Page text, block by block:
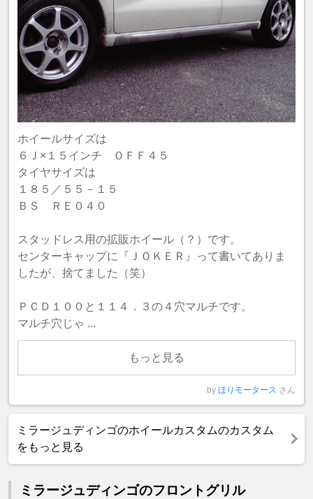
ホイールサイズは
６Ｊ×１５インチ ＯＦＦ４５
タイヤサイズは
１８５／５５－１５
ＢＳ ＲＥ０４０
スタッドレス用の拡販ホイール（？）です。
センターキャップに『ＪＯＫＥＲ』って書いてありま
したが、捨てました（笑）
ＰＣＤ１００と１１４．３の４穴マルチです。
マルチ穴じゃ ...
もっと見る
by ほりモータース さん
ミラージュディンゴのホイールカスタムのカスタム
をもっと見る
ミラージュディンゴのフロントグリル